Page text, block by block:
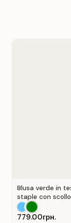
Blusa verde in
staple con
chiusura a
Verde .
779.00грн.